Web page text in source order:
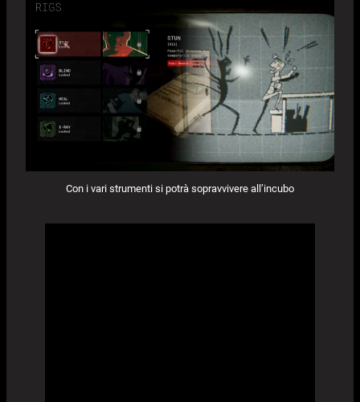
Con i vari strumenti si potrà sopravvivere all’incubo